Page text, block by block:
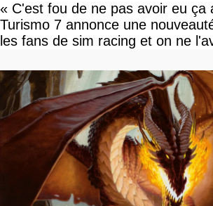
« C'est fou de ne pas avoir eu ça
Turismo 7 annonce une
les fans de sim racing et on ne